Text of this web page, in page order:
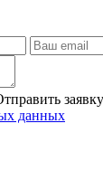
данных